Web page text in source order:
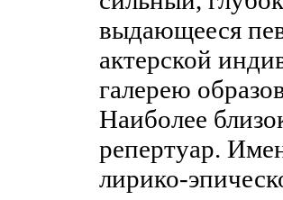
выдающееся
актерской
галерею
Наиболее
репертуар.
лирико-